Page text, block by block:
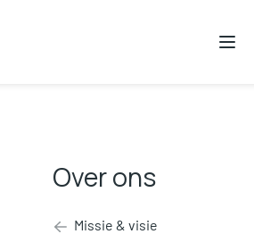
Menu
Over ons
Missie & visie